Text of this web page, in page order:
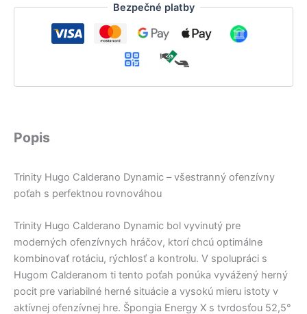
Bezpečné platby
Popis
Trinity Hugo Calderano Dynamic – všestranný ofenzívny
poťah s perfektnou rovnováhou
Trinity Hugo Calderano Dynamic bol vyvinutý pre
moderných ofenzívnych hráčov, ktorí chcú optimálne
kombinovať rotáciu, rýchlosť a kontrolu. V spolupráci s
Hugom Calderanom ti tento poťah ponúka vyvážený herný
pocit pre variabilné herné situácie a vysokú mieru istoty v
aktívnej ofenzívnej hre. Špongia Energy X s tvrdosťou 52,5°